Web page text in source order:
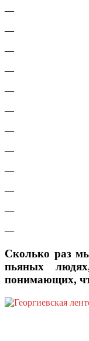
—
—
—
—
—
—
—
—
—
—
—
—
Сколько раз
пьяных
понимающих,